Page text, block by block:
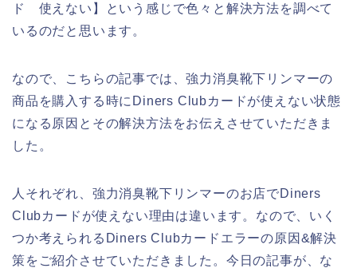
ド 使えない】という感じで色々と解決方法を調べて
いるのだと思います。
なので、こちらの記事では、強力消臭靴下リンマーの
商品を購入する時にDiners Clubカードが使えない状態
になる原因とその解決方法をお伝えさせていただきま
した。
人それぞれ、強力消臭靴下リンマーのお店でDiners
Clubカードが使えない理由は違います。なので、いく
つか考えられるDiners Clubカードエラーの原因&解決
策をご紹介させていただきました。今日の記事が、な